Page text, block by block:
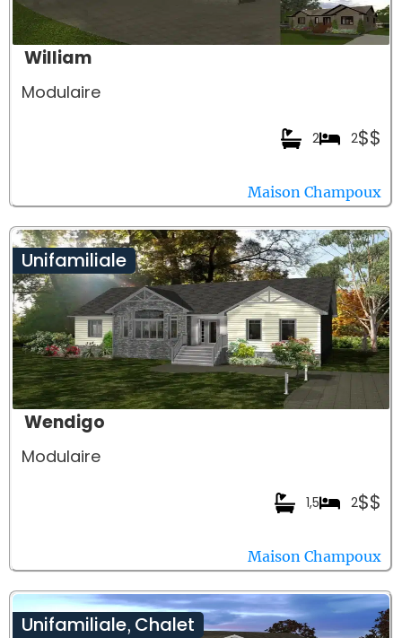
William
Modulaire
$$
2
2
Maison Champoux
Unifamiliale
Wendigo
Modulaire
$$
2
1,5
Maison Champoux
Unifamiliale, Chalet